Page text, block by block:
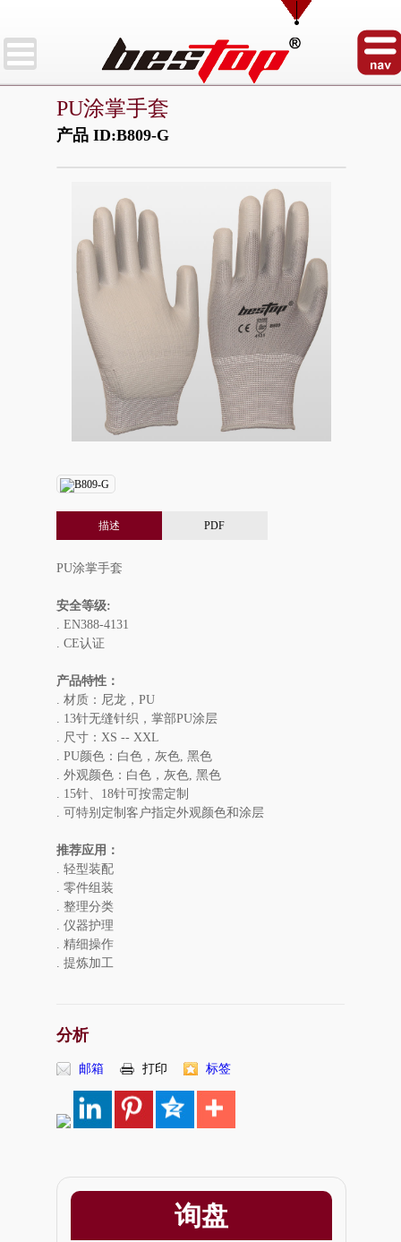
PU涂掌手套
产品 ID:B809-G
描述 PDF
PU涂掌手套
安全等级:
. EN388-4131
. CE认证
产品特性：
. 材质：尼龙，PU
. 13针无缝针织，掌部PU涂层
. 尺寸：XS -- XXL
. PU颜色：白色，灰色, 黑色
. 外观颜色：白色，灰色, 黑色
. 15针、18针可按需定制
. 可特别定制客户指定外观颜色和涂层
推荐应用：
. 轻型装配
. 零件组装
. 整理分类
. 仪器护理
. 精细操作
. 提炼加工
分析
邮箱 打印 标签
询盘